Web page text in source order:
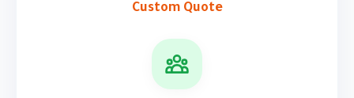
Custom Quote